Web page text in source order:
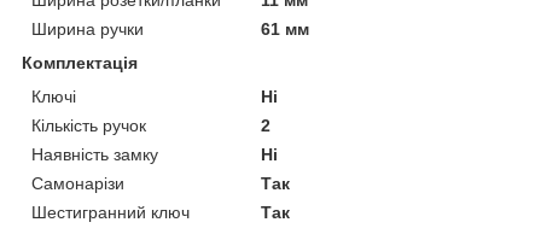
Ширина ручки
61 мм
Комплектація
Ключі
Ні
Кількість ручок
2
Наявність замку
Ні
Самонарізи
Так
Шестигранний ключ
Так